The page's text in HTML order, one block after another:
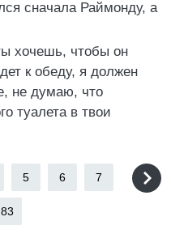
сначала Раймонду, а
хочешь, чтобы он
к обеду, я должен
не думаю, что
туалета в твои
5 6 7
83